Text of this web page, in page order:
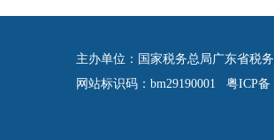
主办单位：国家税务总局广东省税
网站标识码：bm29190001 粤ICP